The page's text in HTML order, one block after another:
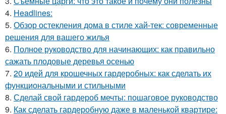
4. Headlines:
5. Обзор остекления дома в стиле хай-тек: современные
решения для вашего жилья
6. Полное руководство для начинающих: как правильно
сажать плодовые деревья осенью
7. 20 идей для крошечных гардеробных: как сделать их
функциональными и стильными
8. Сделай свой гардероб мечты: пошаговое руководство
9. Как сделать гардеробную даже в маленькой квартире: